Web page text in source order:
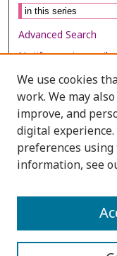
Advanced Search
Notify me via email
Browse
Collections
Disciplines
Authors
We use cookies
work. We may
improve, and
digital experience.
preferences using
information, see